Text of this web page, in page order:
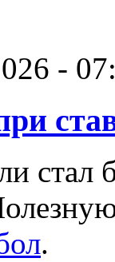
-
стал
.